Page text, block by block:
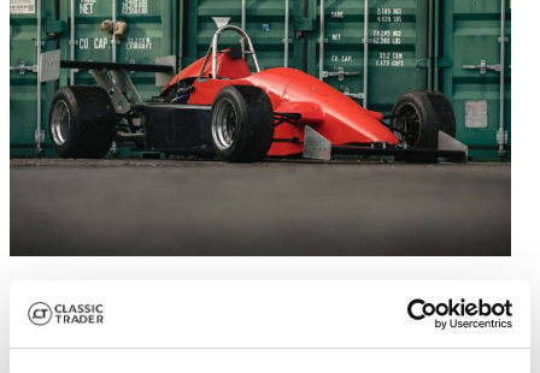
1992 | Pilbeam MP62
1992 Pilbeam MP62/82 - Race Car / Hill Climb